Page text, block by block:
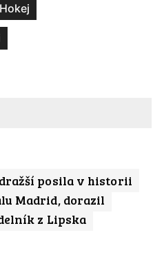
Hokej
posila v historii
Madrid, dorazil
z Lipska